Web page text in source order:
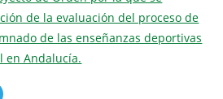
de la evaluación del proceso de
de las enseñanzas deportivas
en Andalucía.